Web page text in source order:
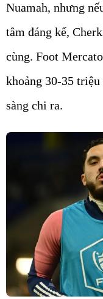
Nuamah, nhưng
tâm đáng kể,
cùng. Foot
khoảng 30-35 triệu
sàng chi ra.